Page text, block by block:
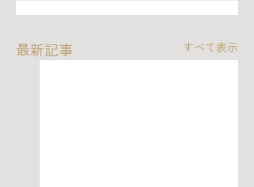
最新記事 すべて表示